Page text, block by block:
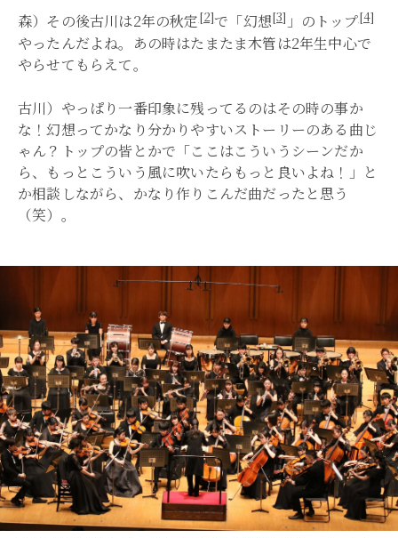
森）その後古川は2年の秋定[2]で「幻想[3]」のトップ[4]
やったんだよね。あの時はたまたま木管は2年生中心で
やらせてもらえて。
古川）やっぱり一番印象に残ってるのはその時の事か
な！幻想ってかなり分かりやすいストーリーのある曲じ
ゃん？トップの皆とかで「ここはこういうシーンだか
ら、もっとこういう風に吹いたらもっと良いよね！」と
か相談しながら、かなり作りこんだ曲だったと思う
（笑）。